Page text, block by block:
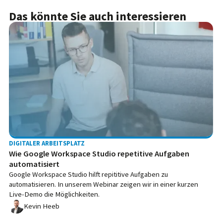
Das könnte Sie auch interessieren
DIGITALER ARBEITSPLATZ
Wie Google Workspace Studio repetitive Aufgaben
automatisiert
Google Workspace Studio hilft repititive Aufgaben zu
automatisieren. In unserem Webinar zeigen wir in einer kurzen
Live-Demo die Möglichkeiten.
Kevin Heeb